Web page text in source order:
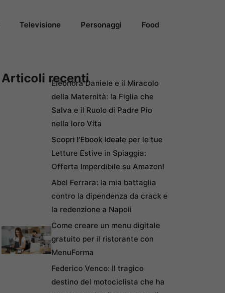
Televisione Personaggi Food
Articoli recentiEleonora Daniele e il Miracolo
della Maternità: la Figlia che
Salva e il Ruolo di Padre Pio
nella loro Vita
Scopri l’Ebook Ideale per le tue
Letture Estive in Spiaggia:
Offerta Imperdibile su Amazon!
Abel Ferrara: la mia battaglia
contro la dipendenza da crack e
la redenzione a Napoli
Come creare un menu digitale
gratuito per il ristorante con
MenuForma
Federico Venco: Il tragico
destino del motociclista che ha